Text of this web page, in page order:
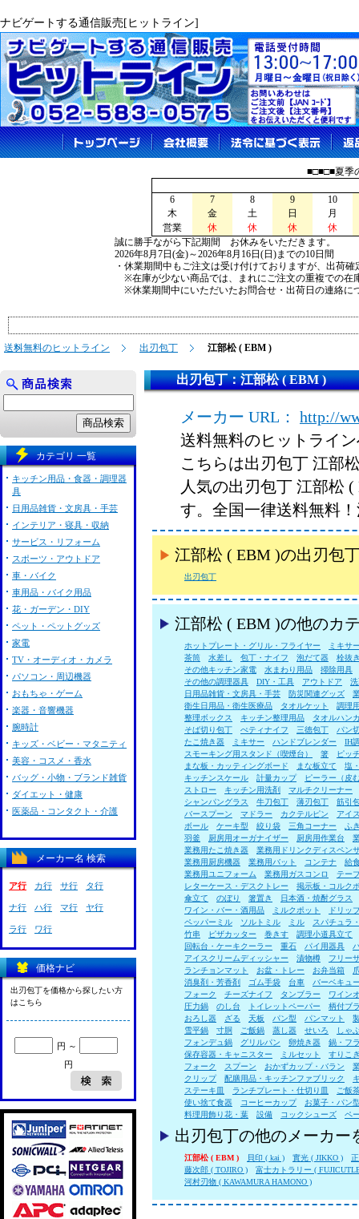
ナビゲートする通信販売[ヒットライン]
■□■□■夏季
6 7 8 9
10
木
金 土 日
月
営業
休 休 休
休
誠に勝手ながら下記期間 お休みをいただきます。
2026年8月7日(金)～2026年8月16日(日)までの10日間
・休業期間中もご注文は受け付けておりますが、出荷
※在庫が少ない商品では、まれにご注文の重複での在
※休業期間中にいただいたお問合せ・出荷日の連絡に
送料無料のヒットライン 出刃包丁 江部松 ( EBM )
出刃包丁：江部松 ( EBM )
メーカー URL：
http://
送料無料のヒットライ
こちらは出刃包丁 江部
人気の出刃包丁 江部松
す。全国一律送料無料
江部松 ( EBM )の出刃包
出刃包丁
江部松 ( EBM )の他のカ
ホットプレート・グリル・フライヤー
ミキサ
茶筒
水差し 包丁・ナイフ 泡だて器
栓抜
その他キッチン家電
水まわり用品
掃除用具
その他の調理器具
DIY・工具 アウトドア
日用品雑貨・文房具・手芸
防災関連グッズ
衛生日用品・衛生医療品
タオルケット
調理
整理ボックス
キッチン整理用品
タオルハン
そば切り包丁
ぺティナイフ 三徳包丁
パン
たこ焼き器
ミキサー ハンドブレンダー
IH
スモーキング用スタンド（喫煙台）
箸
ピッ
まな板・カッティングボード
まな板立て
塩
キッチンスケール
計量カップ
ピーラー（皮
ストロー
キッチン用洗剤
マルチクリーナー
シャンパングラス
牛刀包丁 薄刃包丁
筋引
バースプーン
マドラー カクテルピン
アイ
ボール
ケーキ型 絞り袋 三角コーナー
ふ
羽釜
厨房用オーガナイザー 厨房用作業台
業務用たこ焼き器
業務用ドリンクディスペン
業務用厨房機器
業務用バット コンテナ
給
業務用ユニフォーム
業務用ガスコンロ
テー
レターケース・デスクトレー
掲示板・コルク
傘立て
のぼり 箸置き
日本酒・焼酎グラス
ワイン・バー・酒用品
ミルクポット
ドリッ
ペッパーミル
ソルトミル ミル
スパチュラ
竹串
ピザカッター 巻きす
調理小道具立て
回転台・ケーキクーラー
重石 パイ用器具
アイスクリームディッシャー
漬物樽
フリー
ランチョンマット
お盆・トレー お弁当箱
消臭剤・芳香剤
ゴム手袋 台車
バーベキュ
フォーク
チーズナイフ タンブラー
ワイン
圧力鍋
のし台 トイレットペーパー
柄付ブ
おろし器
ざる 天板 パン型 パンマット
雪平鍋
寸胴 ご飯鍋 蒸し器 せいろ
しゃ
フォンデュ鍋
グリルパン 卵焼き器
鍋・フ
保存容器・キャニスター
ミルセット
すりこ
フォーク
スプーン おかずカップ・バラン
クリップ
配膳用品・キッチンファブリック
ステーキ皿
ランチプレート・仕切り皿
ご飯
使い捨て食器
コーヒーカップ
お菓子・パン
料理用飾り花・葉
設備 コックシューズ ペ
出刃包丁の他のメーカー
江部松 ( EBM ) 貝印 ( kai ) 實光 ( JIKKO )
藤次郎 ( TOJIRO )
富士カトラリー (
河村刃物 ( KAWAMURA HAMONO )
カテゴリ 一覧
キッチン用品・食器・調理器
具
日用品雑貨・文房具・手芸
インテリア・寝具・収納
サービス・リフォーム
スポーツ・アウトドア
車・バイク
車用品・バイク用品
花・ガーデン・DIY
ペット・ペットグッズ
家電
TV・オーディオ・カメラ
パソコン・周辺機器
おもちゃ・ゲーム
楽器・音響機器
腕時計
キッズ・ベビー・マタニティ
美容・コスメ・香水
バッグ・小物・ブランド雑貨
ダイエット・健康
医薬品・コンタクト・介護
メーカー名 検索
ア行 カ行 サ行 タ行
ナ行 ハ行 マ行 ヤ行
ラ行 ワ行
価格ナビ
出刃包丁を価格から探したい方
はこちら
円 ～
円